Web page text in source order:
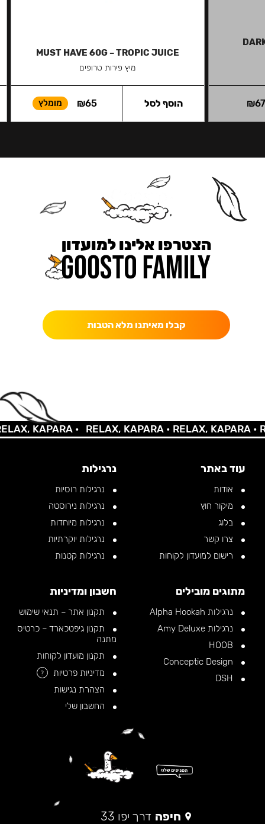
₪
MUST HAVE 60G – TROPIC JUICE
מיץ פירות טרופים
₪65 מומלץ הוסף לסל
הצטרפו אלינו למועדון
קבלו מאיתנו מלא הטבות
KAPARA • RELAX, KAPARA •RELAX, KAPARA •
עוד באתר
אודות
מיקור חוץ
בלוג
צרו קשר
רישום למועדון לקוחות
נרגילות
נרגילות רוסיות
נרגילות נירוסטה
נרגילות מיוחדות
נרגילות יוקרתיות
נרגילות קטנות
מתוגים מובילים
נרגילות Alpha Hookah
נרגילות Amy Deluxe
חשבון ומדיניות
תקנון אתר – תנאי שימוש
תקנון גיפטכארד – כרטיס
מתנה
תקנון מועדון לקוחות
מדיניות פרטיות
?
הצהרת נגישות
החשבון שלי
חיפה דרך יפו 33